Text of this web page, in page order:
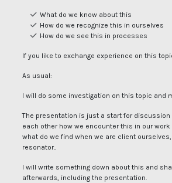
What do we know about this
How do we recognize this in ourselves
How do we see this in processes
If you like to exchange experience on this
As usual:
I will do some investigation on this topic and
The presentation is just a start for discussion
each other how we encounter this in our
what do we find when we are client
resonator..
I will write something down about this and
afterwards, including the presentation.